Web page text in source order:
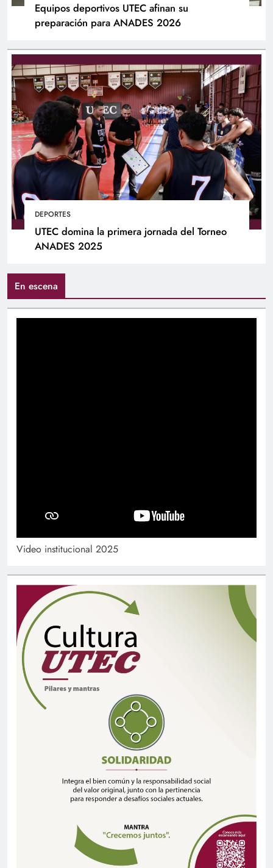
Equipos deportivos UTEC afinan su
preparación para ANADES 2026
DEPORTES
UTEC domina la primera jornada del Torneo
ANADES 2025
En escena
Video institucional 2025